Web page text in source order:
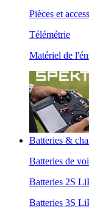
Pièces et
Télémétrie
Matériel de
Batteries &
Batteries de
Batteries 2S
Batteries 3S